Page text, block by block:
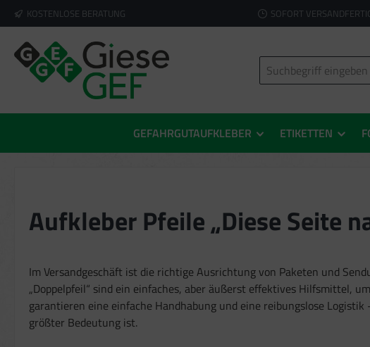
Zur Hauptnavigation springen
KOSTENLOSE BERATUNG SOFORT
GEFAHRGUTAUFKLEBER ETIKETTEN
Aufkleber Pfeile „Diese Seite
Im Versandgeschäft ist die richtige Ausrichtung von Paketen und
„Doppelpfeil“ sind ein einfaches, aber äußerst effektives Hilfsmittel,
garantieren eine einfache Handhabung und eine reibungslose
größter Bedeutung ist.